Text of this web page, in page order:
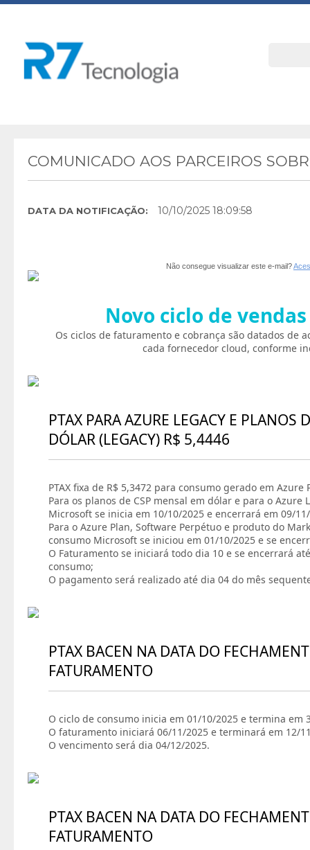
COMUNICADO AOS PARCEIROS
DATA DA NOTIFICAÇÃO: 10/10/2025 18:09:58
Não consegue visualizar este e-mail?
Novo ciclo de
Os ciclos de faturamento e cobrança são datados de
cada fornecedor cloud, conforme
PTAX PARA AZURE LEGACY E PLANOS
DÓLAR (LEGACY) R$ 5,4446
PTAX fixa de R$ 5,3472 para consumo gerado em Azure
Para os planos de CSP mensal em dólar e para o Azure
Microsoft se inicia em 10/10/2025 e encerrará em 09/
Para o Azure Plan, Software Perpétuo e produto do
consumo Microsoft se iniciou em 01/10/2025 e se
O Faturamento se iniciará todo dia 10 e se encerrará
consumo;
O pagamento será realizado até dia 04 do mês
PTAX BACEN NA DATA DO
FATURAMENTO
O ciclo de consumo inicia em 01/10/2025 e termina em
O faturamento iniciará 06/11/2025 e terminará em 12/
O vencimento será dia 04/12/2025.
PTAX BACEN NA DATA DO
FATURAMENTO